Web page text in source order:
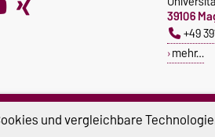
39106
+49
mehr…
und vergleichbare